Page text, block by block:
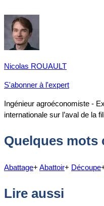
Nicolas ROUAULT
S'abonner à l'expert
Ingénieur agroéconomiste -
internationale sur l’aval de la
Quelques mots
Abattage+ Abattoir+ Découpe
Lire aussi